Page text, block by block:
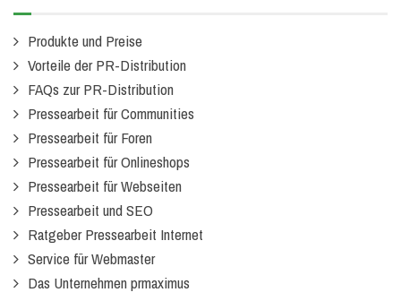
Produkte und Preise
Vorteile der PR-Distribution
FAQs zur PR-Distribution
Pressearbeit für Communities
Pressearbeit für Foren
Pressearbeit für Onlineshops
Pressearbeit für Webseiten
Pressearbeit und SEO
Ratgeber Pressearbeit Internet
Service für Webmaster
Das Unternehmen prmaximus